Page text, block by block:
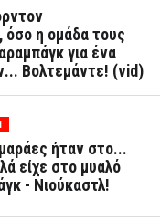
η ομάδα τους
για ένα
Βολτεμάντε! (vid)
ήταν στο...
είχε στο μυαλό
- Νιούκαστλ!